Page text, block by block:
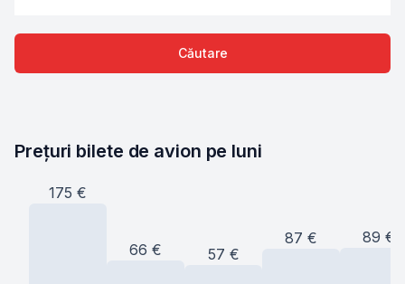
Căutare
Prețuri bilete de avion pe luni
175 €
66 € 57 €
87 € 89 €